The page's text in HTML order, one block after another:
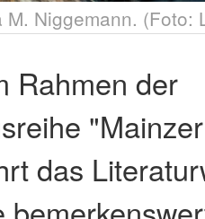
M. Niggemann. (Foto:
Rahmen der
das